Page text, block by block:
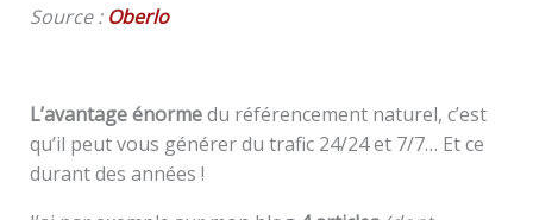
Source : Oberlo
L’avantage énormedu référencement naturel, c’est
qu’il peut vous générer du trafic 24/24 et 7/7… Et ce
durant des années !